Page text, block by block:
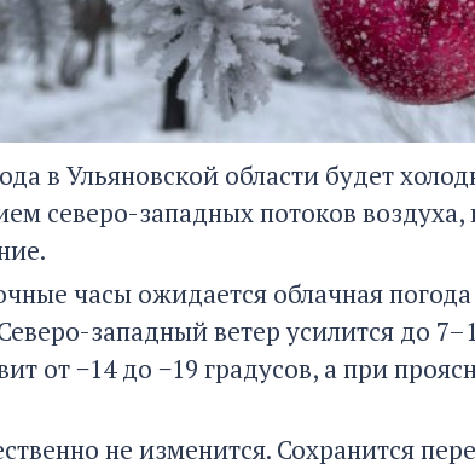
в Ульяновской области будет
северо-западных потоков воздуха,
часы ожидается облачная
западный ветер усилится до
от −14 до −19 градусов, а при
не изменится. Сохранится